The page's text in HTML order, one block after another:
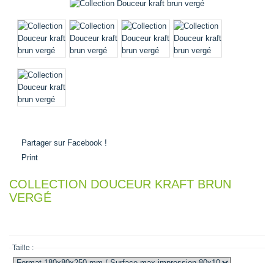
Partager sur Facebook !
Print
COLLECTION DOUCEUR KRAFT BRUN
VERGÉ
Taille :